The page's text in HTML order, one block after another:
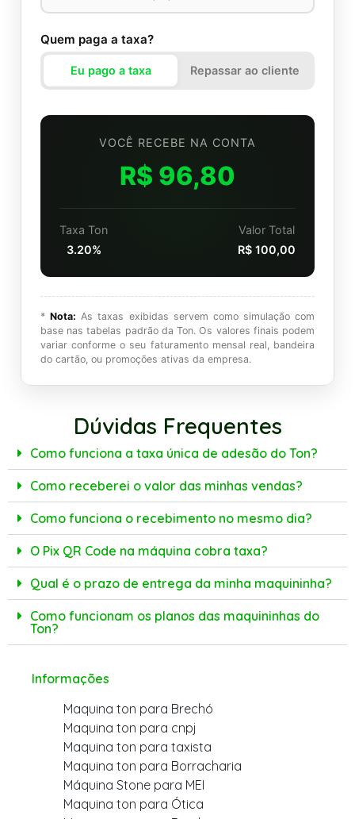
Quem paga a taxa?
Eu pago a taxa Repassar ao cliente
VOCÊ RECEBE NA CONTA
R$ 96,80
Taxa Ton
3.20%
Valor Total
R$ 100,00
*Nota: As taxas exibidas servem como simulação com
base nas tabelas padrão da Ton. Os valores finais podem
variar conforme o seu faturamento mensal real, bandeira
do cartão, ou promoções ativas da empresa.
Dúvidas Frequentes
Como funciona a taxa única de adesão do Ton?
Como receberei o valor das minhas vendas?
Como funciona o recebimento no mesmo dia?
O Pix QR Code na máquina cobra taxa?
Qual é o prazo de entrega da minha maquininha?
Como funcionam os planos das maquininhas do
Ton?
Informações
Maquina ton para Brechó
Maquina ton para cnpj
Maquina ton para taxista
Maquina ton para Borracharia
Máquina Stone para MEI
Maquina ton para Ótica